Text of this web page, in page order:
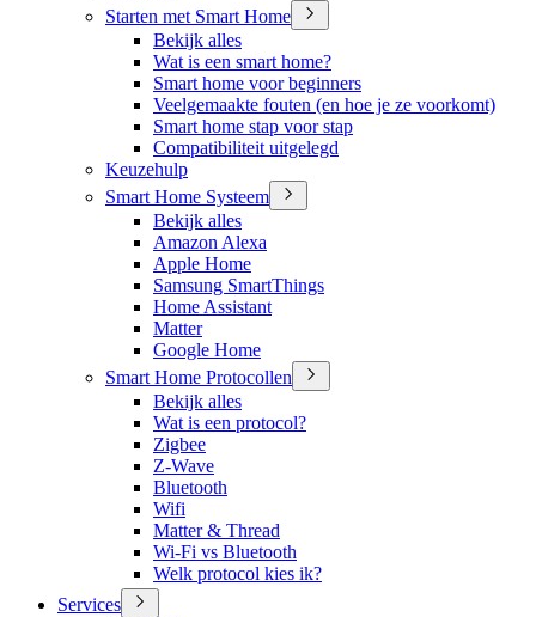
Starten met Smart Home
Bekijk alles
Wat is een smart home?
Smart home voor beginners
Veelgemaakte fouten (en hoe je ze voorkomt)
Smart home stap voor stap
Compatibiliteit uitgelegd
Keuzehulp
Smart Home Systeem
Bekijk alles
Amazon Alexa
Apple Home
Samsung SmartThings
Home Assistant
Matter
Google Home
Smart Home Protocollen
Bekijk alles
Wat is een protocol?
Zigbee
Z-Wave
Bluetooth
Wifi
Matter & Thread
Wi-Fi vs Bluetooth
Welk protocol kies ik?
Services